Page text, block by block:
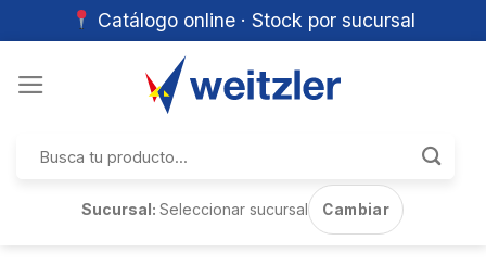
Catálogo online · Stock por sucursal
por:
Sucursal:Seleccionar sucursal Cambiar